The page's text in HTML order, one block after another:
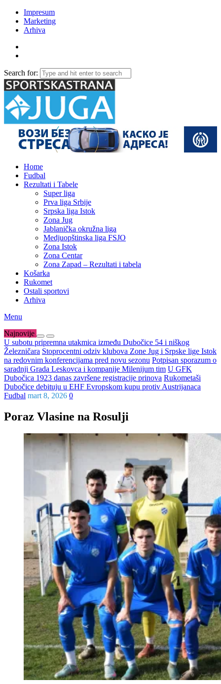
Impresum
Marketing
Arhiva
Search for:
Home
Fudbal
Rezultati i Tabele
Super liga
Prva liga Srbije
Srpska liga Istok
Zona Jug
Jablanička okružna liga
Medjuopštinska liga FSJO
Zona Istok
Zona Centar
Zona Zapad – Rezultati i tabela
Košarka
Rukomet
Ostali sportovi
Arhiva
Menu
Najnovije
U subotu pripremna utakmica između Dubočice 54 i niškog
Železničara Stoprocentni odziv klubova Zone Jug i Srpske lige Istok
na redovnim konferencijama pred novu sezonu Potpisan sporazum o
saradnji Grada Leskovca i kompanije Milenijum tim U GFK
Dubočica 1923 danas završene registracije prinova Rukometaši
Dubočice debituju u EHF Evropskom kupu protiv Austrijanaca
Fudbal mart 8, 2026 0
Poraz Vlasine na Rosulji